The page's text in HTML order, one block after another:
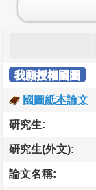
我願授權國圖
國圖紙本論文
研究生:
研究生(外文):
論文名稱: